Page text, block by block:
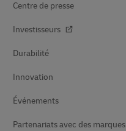
Centre de presse
Investisseurs
Durabilité
Innovation
Événements
Partenariats avec des marques